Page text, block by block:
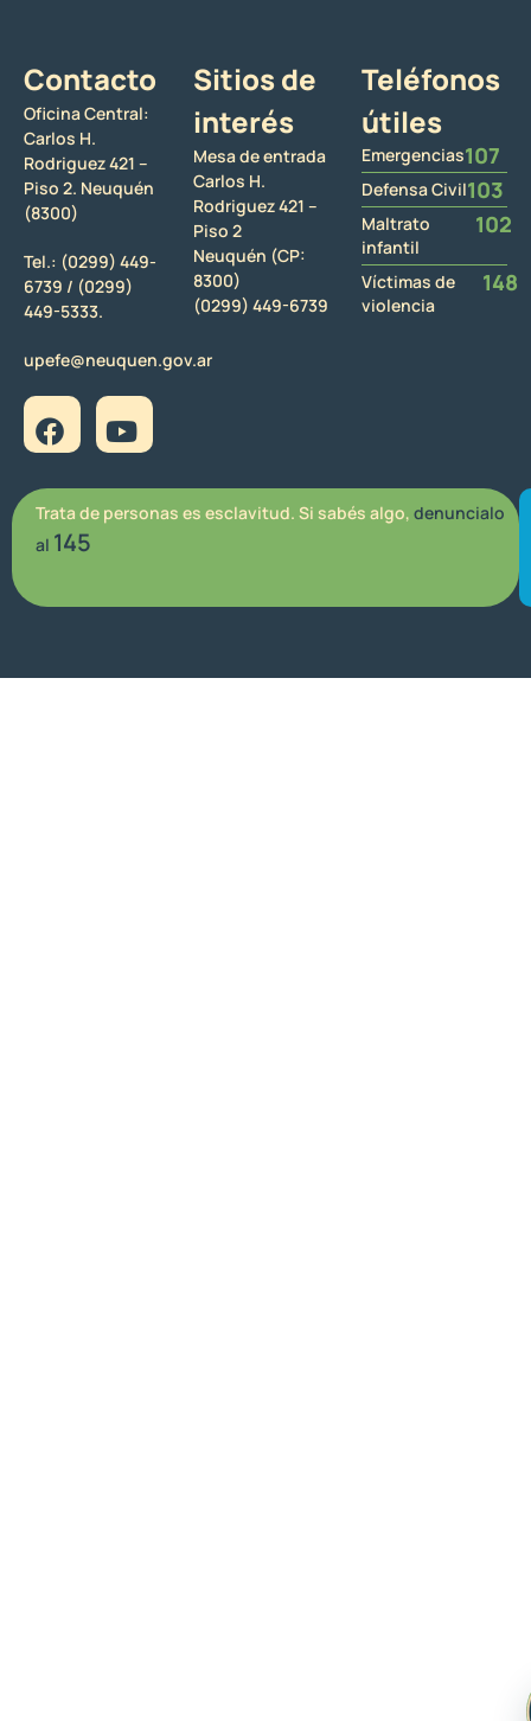
Contacto
Oficina Central:
Carlos H.
Rodriguez 421 –
Piso 2. Neuquén
(8300)
Tel.: (0299) 449-
6739 / (0299)
449-5333.
upefe@neuquen.gov.ar
Sitios de
interés
Mesa de entrada
Carlos H.
Rodriguez 421 –
Piso 2
Neuquén (CP:
8300)
(0299) 449-6739
Teléfonos
útiles
Emergencias107
Defensa Civil103
Maltrato
infantil
102
Víctimas de
violencia
148
Trata de personas es esclavitud. Si sabés algo, denuncialo
al 145